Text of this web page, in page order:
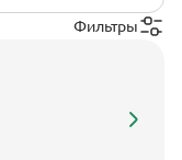
Фильтры